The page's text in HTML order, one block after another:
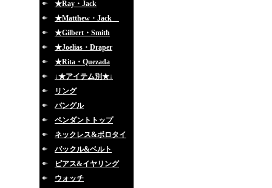
★Ray・Jack
★Matthew・Jack
★Gilbert・Smith
★Joelias・Draper
★Rita・Quezada
↓★アイテム別★↓
リング
バングル
ペンダントトップ
ネックレス&ボロタイ
バックル&ベルト
ピアス&イヤリング
ウォッチ